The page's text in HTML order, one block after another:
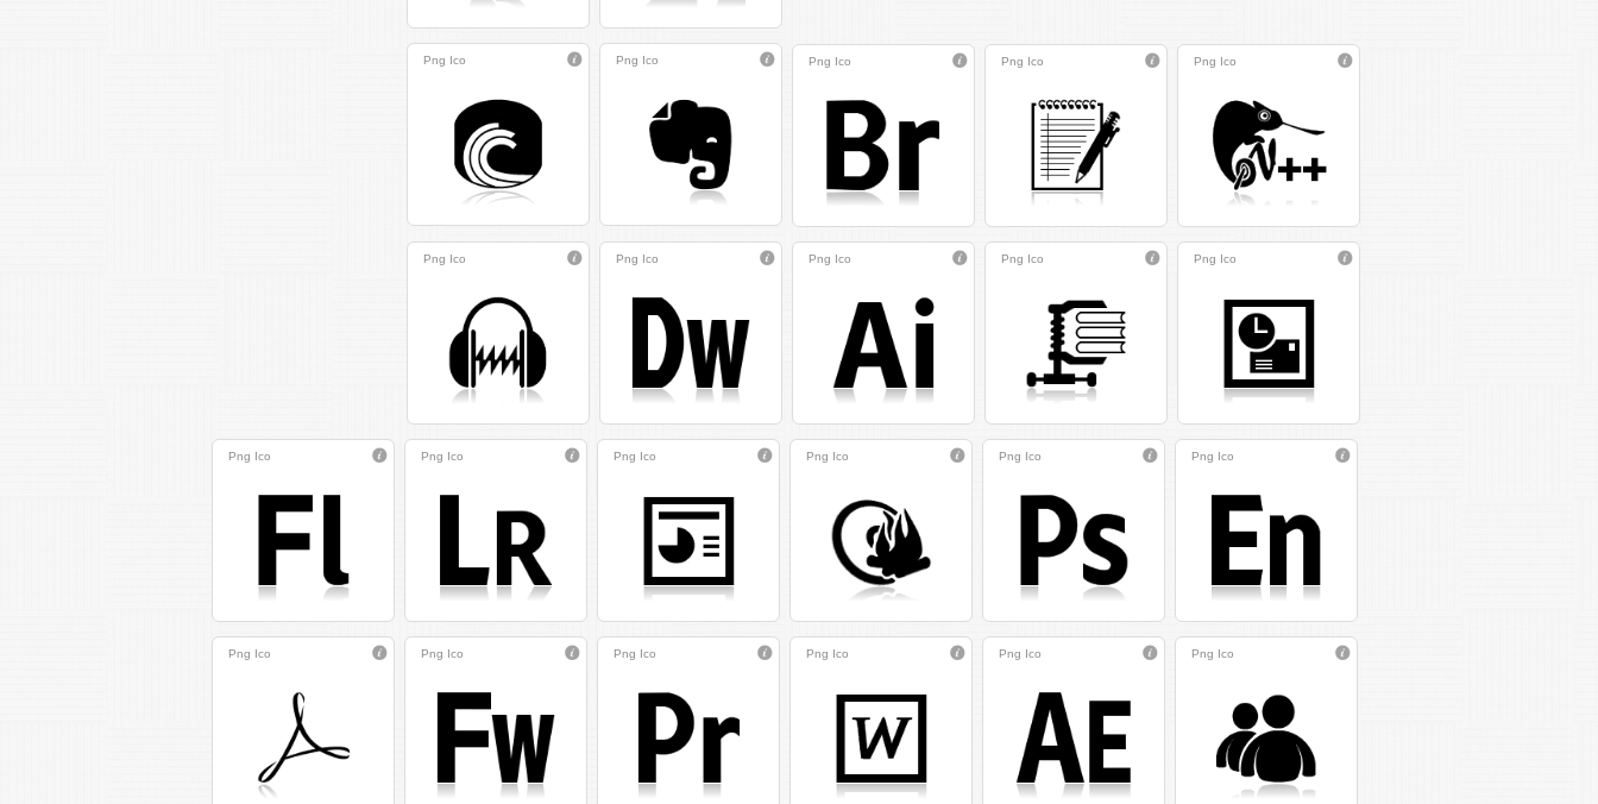
Png Ico Png Ico Png Ico Png Ico Png Ico
Png Ico Png Ico Png Ico Png Ico Png Ico
Png Ico Png Ico Png Ico Png Ico Png Ico Png Ico
Png Ico Png Ico Png Ico Png Ico Png Ico Png Ico